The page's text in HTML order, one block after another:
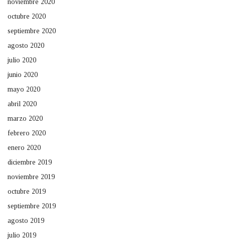
noviembre 2020
octubre 2020
septiembre 2020
agosto 2020
julio 2020
junio 2020
mayo 2020
abril 2020
marzo 2020
febrero 2020
enero 2020
diciembre 2019
noviembre 2019
octubre 2019
septiembre 2019
agosto 2019
julio 2019